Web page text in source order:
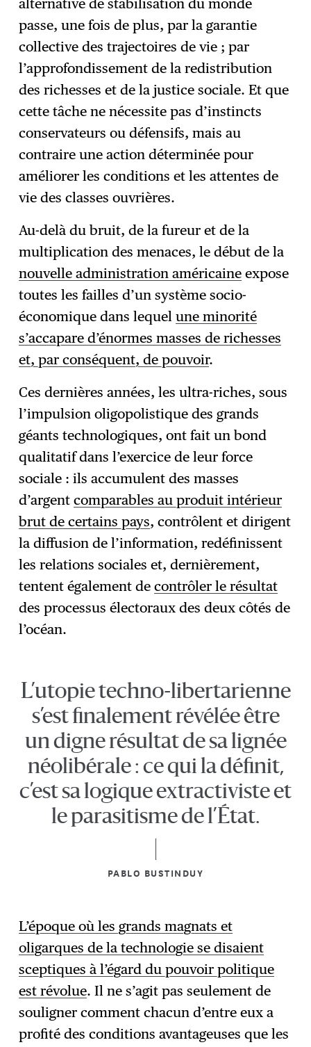
alternative de stabilisation du monde
passe, une fois de plus, par la garantie
collective des trajectoires de vie ; par
l’approfondissement de la redistribution
des richesses et de la justice sociale. Et que
cette tâche ne nécessite pas d’instincts
conservateurs ou défensifs, mais au
contraire une action déterminée pour
améliorer les conditions et les attentes de
vie des classes ouvrières.
Au-delà du bruit, de la fureur et de la
multiplication des menaces, le début de la
nouvelle administration américaine expose
toutes les failles d’un système socio-
économique dans lequelune minorité
s’accapare d’énormes masses de richesses
et, par conséquent, de pouvoir.
Ces dernières années, les ultra-riches, sous
l’impulsion oligopolistique des grands
géants technologiques, ont fait un bond
qualitatif dans l’exercice de leur force
sociale : ils accumulent des masses
d’argentcomparables au produit intérieur
brut de certains pays, contrôlent et dirigent
la diffusion de l’information, redéfinissent
les relations sociales et, dernièrement,
tentent également decontrôler le résultat
des processus électoraux des deux côtés de
l’océan.
L’utopie techno-libertarienne
s’est finalement révélée être
un digne résultat de sa lignée
néolibérale : ce qui la définit,
c’est sa logique extractiviste et
le parasitisme de l’État.
PABLO BUSTINDUY
L’époque où les grands magnats et
oligarques de la technologie se disaient
sceptiques à l’égard du pouvoir politique
est révolue. Il ne s’agit pas seulement de
souligner comment chacun d’entre eux a
profité des conditions avantageuses que les